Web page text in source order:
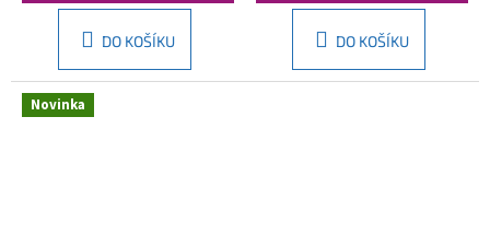
DO KOŠÍKU DO KOŠÍKU
Novinka